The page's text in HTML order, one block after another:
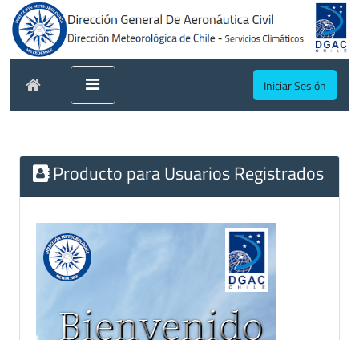
Iniciar Sesión
Producto para Usuarios Registrados